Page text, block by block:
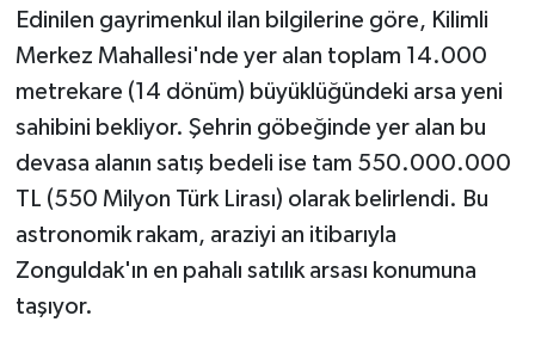
Edinilen gayrimenkul ilan bilgilerine göre, Kilimli
Merkez Mahallesi'nde yer alan toplam 14.000
metrekare (14 dönüm) büyüklüğündeki arsa yeni
sahibini bekliyor. Şehrin göbeğinde yer alan bu
devasa alanın satış bedeli ise tam 550.000.000
TL (550 Milyon Türk Lirası) olarak belirlendi. Bu
astronomik rakam, araziyi an itibarıyla
Zonguldak'ın en pahalı satılık arsası konumuna
taşıyor.